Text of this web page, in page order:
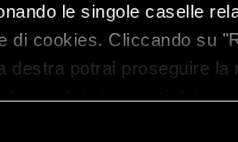
le singole caselle
di cookies. Cliccando su
destra potrai proseguire la